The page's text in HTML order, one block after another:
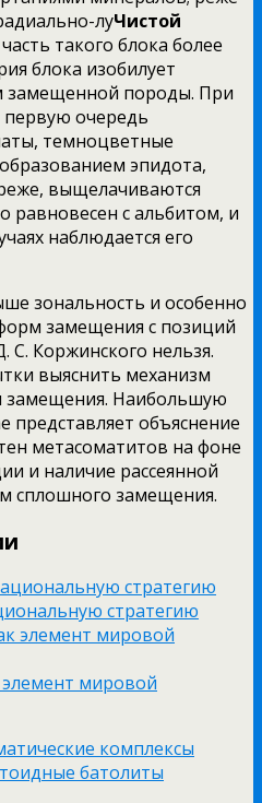
луЧистой
такого блока более
блока изобилует
замещенной породы. При
очередь
темноцветные
эпидота,
выщелачиваются
равновесен с альбитом, и
наблюдается его
зональность и особенно
замещения с позиций
Коржинского нельзя.
выяснить механизм
замещения. Наибольшую
представляет объяснение
метасоматитов на фоне
и наличие рассеянной
сплошного замещения.
стратегию
мировой
комплексы
батолиты